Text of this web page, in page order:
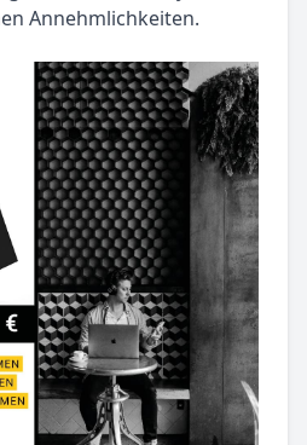
Annehmlichkeiten.